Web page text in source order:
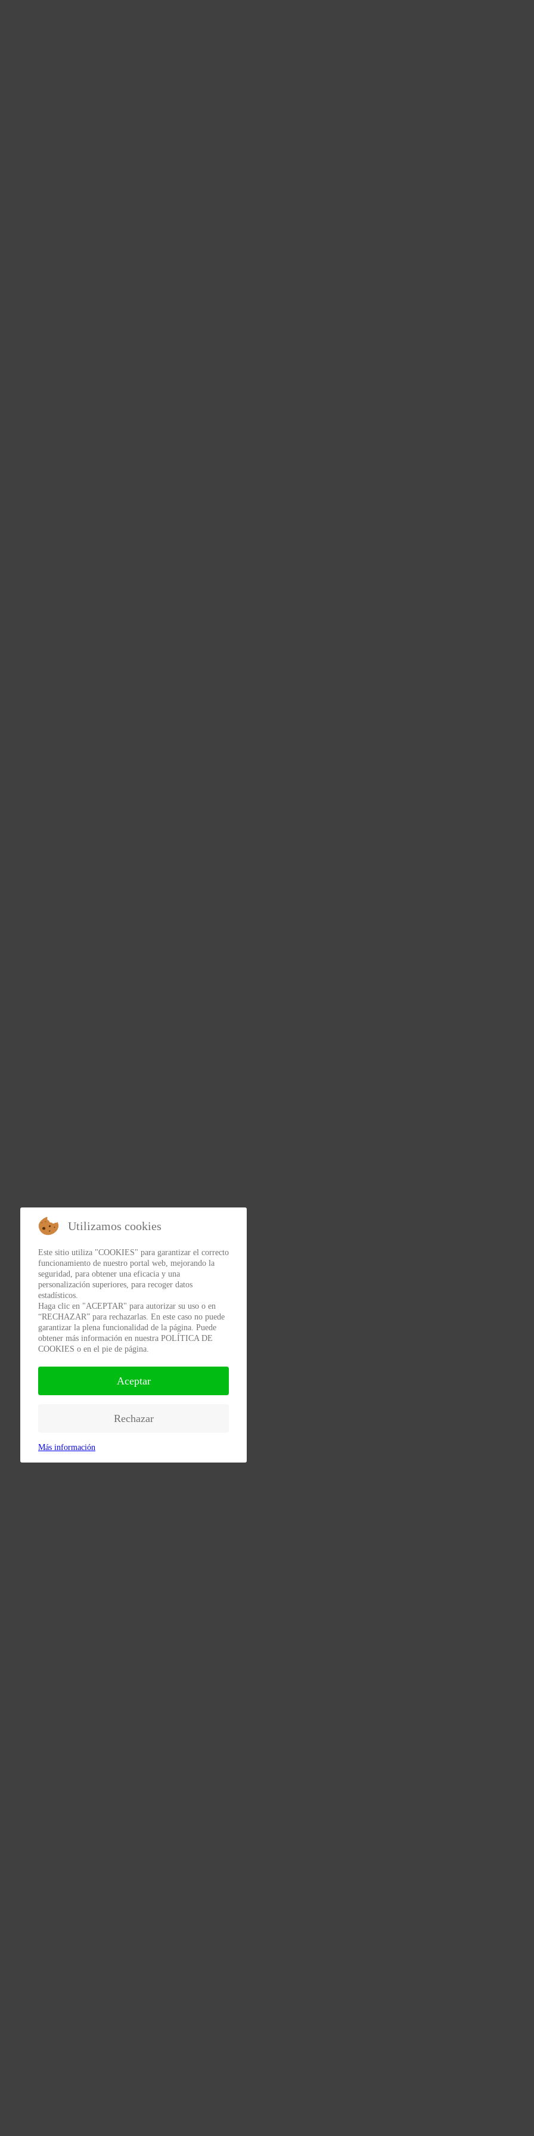
Utilizamos cookies
Este sitio utiliza "COOKIES" para garantizar el correcto
funcionamiento de nuestro portal web, mejorando la
seguridad, para obtener una eficacia y una
personalización superiores, para recoger datos
estadísticos.
Haga clic en "ACEPTAR" para autorizar su uso o en
“RECHAZAR” para rechazarlas. En este caso no puede
garantizar la plena funcionalidad de la página. Puede
obtener más información en nuestra POLÍTICA DE
COOKIES o en el pie de página.
Aceptar
Rechazar
Más información